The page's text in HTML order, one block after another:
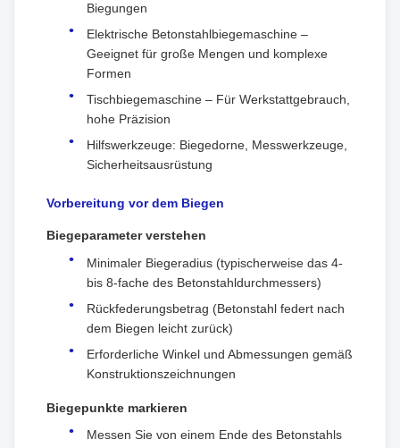
Biegungen
Elektrische Betonstahlbiegemaschine –
Geeignet für große Mengen und komplexe
Formen
Tischbiegemaschine – Für Werkstattgebrauch,
hohe Präzision
Hilfswerkzeuge: Biegedorne, Messwerkzeuge,
Sicherheitsausrüstung
Vorbereitung vor dem Biegen
Biegeparameter verstehen
Minimaler Biegeradius (typischerweise das 4-
bis 8-fache des Betonstahldurchmessers)
Rückfederungsbetrag (Betonstahl federt nach
dem Biegen leicht zurück)
Erforderliche Winkel und Abmessungen gemäß
Konstruktionszeichnungen
Biegepunkte markieren
Messen Sie von einem Ende des Betonstahls